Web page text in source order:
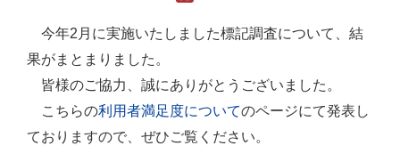
今年2月に実施いたしました標記調査について、結
果がまとまりました。
皆様のご協力、誠にありがとうございました。
こちらの利用者満足度についてのページにて発表し
ておりますので、ぜひご覧ください。